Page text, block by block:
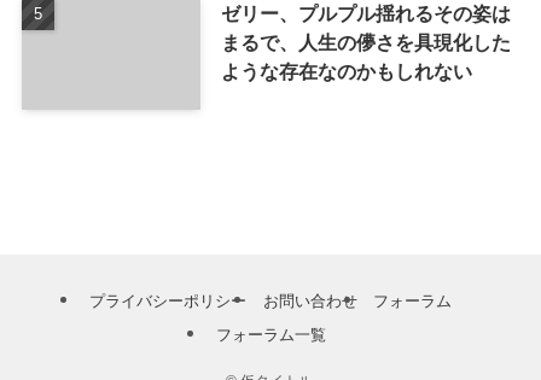
ゼリー、プルプル揺れるその姿は
まるで、人生の儚さを具現化した
ような存在なのかもしれない
プライバシーポリシー お問い合わせ
フォーラム
フォーラム一覧